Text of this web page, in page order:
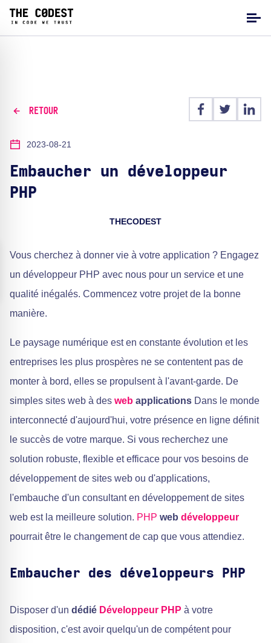
RETOUR
2023-08-21
Embaucher un développeur
PHP
THECODEST
Vous cherchez à donner vie à votre application ? Engagez
un développeur PHP avec nous pour un service et une
qualité inégalés. Commencez votre projet de la bonne
manière.
Le paysage numérique est en constante évolution et les
entreprises les plus prospères ne se contentent pas de
monter à bord, elles se propulsent à l'avant-garde. De
simples sites web à des web applications Dans le monde
interconnecté d'aujourd'hui, votre présence en ligne définit
le succès de votre marque. Si vous recherchez une
solution robuste, flexible et efficace pour vos besoins de
développement de sites web ou d'applications,
l'embauche d'un consultant en développement de sites
web est la meilleure solution. PHP web développeur
pourrait être le changement de cap que vous attendiez.
Embaucher des développeurs PHP
Disposer d'un dédié Développeur PHP à votre
disposition, c'est avoir quelqu'un de compétent pour